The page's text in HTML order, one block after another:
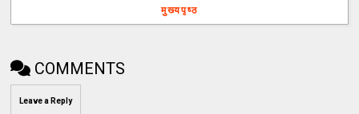
मुख्यपृष्ठ
COMMENTS
Leave a Reply